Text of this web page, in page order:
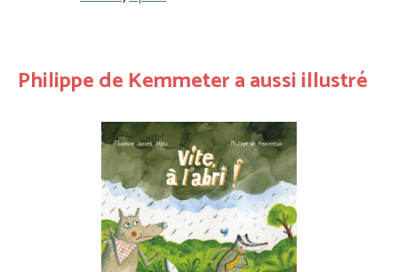
Philippe de Kemmeter a aussi illustré